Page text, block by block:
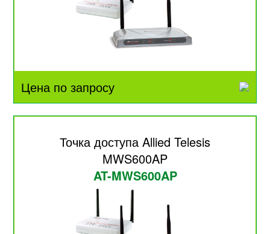
Цена по запросу
Точка доступа Allied Telesis
MWS600AP
AT-MWS600AP